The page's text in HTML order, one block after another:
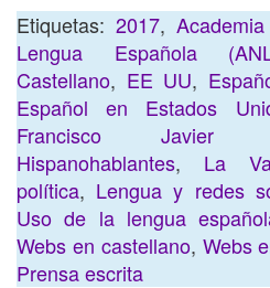
Etiquetas: 2017,
Lengua Española
Castellano, EE UU,
Español en Estados
Francisco Javier
Hispanohablantes, La
política, Lengua y redes
Uso de la lengua
Webs en castellano, Webs
Prensa escrita